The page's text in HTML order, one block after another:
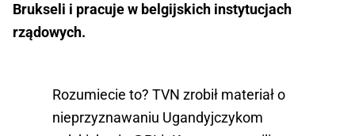
Brukseli i pracuje w belgijskich instytucjach
rządowych.
Rozumiecie to? TVN zrobił materiał o
nieprzyznawaniu Ugandyjczykom